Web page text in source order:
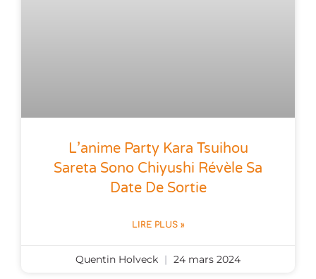
L’anime Party Kara Tsuihou
Sareta Sono Chiyushi Révèle Sa
Date De Sortie
LIRE PLUS »
Quentin Holveck 24 mars 2024